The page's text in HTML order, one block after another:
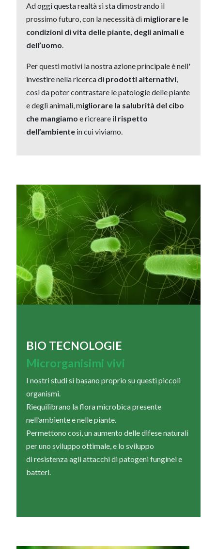
Ad oggi questa realtà si sta dimostrando il
prossimo futuro, con la necessità di migliorare le
condizioni di vita delle piante, degli animali e
dell’uomo.
Per questi motivi la nostra azione principale è nell'
investire nella ricerca di prodotti alternativi,
così da poter contrastare le patologie delle piante
e degli animali, migliorare la salubrità del cibo
che mangiamo e ricreare il rispetto
dell’ambiente in cui viviamo.
BIO TECNOLOGIE
Microrganisimi vivi
I nostri studi si basano proprio su questi piccoli
organismi.
Riequilibrano la flora microbica presente
nell’ambiente e nelle piante.
Permettono così, un aumento delle difese naturali
per uno sviluppo ottimale, e lo sviluppo
di resistenza agli attacchi di patogeni funginei e
batteri.